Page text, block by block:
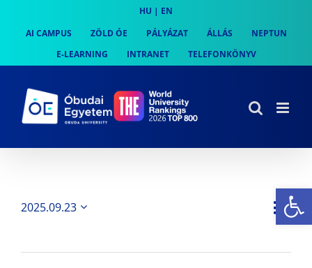
content
HU | EN
AI CAMPUS
ZÖLD ÓE PÁLYÁZAT ÁLLÁS
NEPTUN
E-LEARNING
INTRANET TELEFONKÖNYV
Nap
2025.09.23